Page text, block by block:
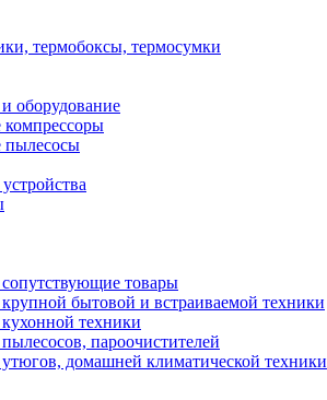
термобоксы, термосумки
оборудование
пылесосы
товары
бытовой и встраиваемой техники
техники
пароочистителей
домашней климатической техники